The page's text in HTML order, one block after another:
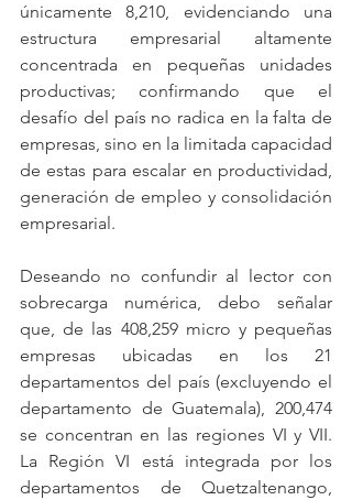
únicamente 8,210, evidenciando una
estructura empresarial altamente
concentrada en pequeñas unidades
productivas; confirmando que el
desafío del país no radica en la falta de
empresas, sino en la limitada capacidad
de estas para escalar en productividad,
generación de empleo y consolidación
empresarial.
Deseando no confundir al lector con
sobrecarga numérica, debo señalar
que, de las 408,259 micro y pequeñas
empresas ubicadas en los 21
departamentos del país (excluyendo el
departamento de Guatemala), 200,474
se concentran en las regiones VI y VII.
La Región VI está integrada por los
departamentos de Quetzaltenango,